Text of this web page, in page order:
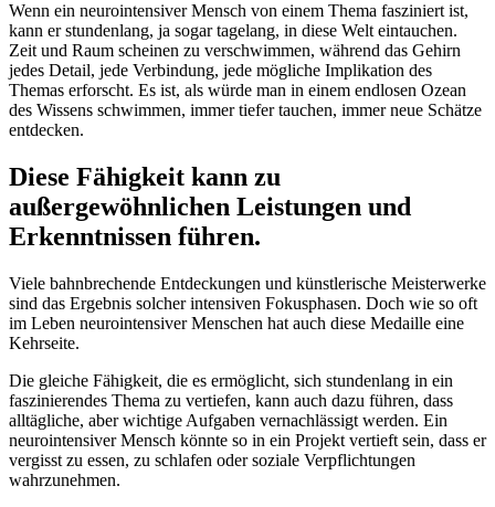
Wenn ein neurointensiver Mensch von einem Thema fasziniert ist,
kann er stundenlang, ja sogar tagelang, in diese Welt eintauchen.
Zeit und Raum scheinen zu verschwimmen, während das Gehirn
jedes Detail, jede Verbindung, jede mögliche Implikation des
Themas erforscht. Es ist, als würde man in einem endlosen Ozean
des Wissens schwimmen, immer tiefer tauchen, immer neue Schätze
entdecken.
Diese Fähigkeit kann zu
außergewöhnlichen Leistungen und
Erkenntnissen führen.
Viele bahnbrechende Entdeckungen und künstlerische Meisterwerke
sind das Ergebnis solcher intensiven Fokusphasen. Doch wie so oft
im Leben neurointensiver Menschen hat auch diese Medaille eine
Kehrseite.
Die gleiche Fähigkeit, die es ermöglicht, sich stundenlang in ein
faszinierendes Thema zu vertiefen, kann auch dazu führen, dass
alltägliche, aber wichtige Aufgaben vernachlässigt werden. Ein
neurointensiver Mensch könnte so in ein Projekt vertieft sein, dass er
vergisst zu essen, zu schlafen oder soziale Verpflichtungen
wahrzunehmen.